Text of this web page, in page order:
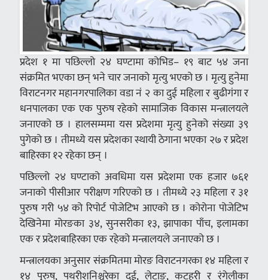
प्रदेश १ मा पछिल्लो २४ घण्टामा कोभिड– १९ बाट ५४ जना
संक्रमित भएका छन् भने चार जनाको मृत्यु भएको छ । मृत्यु हुनेमा
विराटनगर महानगरपालिका वडा नं २ का दुई महिला र बुढीगंगा र
धनपालका एक एक पुरुष रहेको सामाजिक विकास मन्त्रालयले
जनाएको छ । हालसम्ममा यस प्रदेशमा मृत्यु हुनेको संख्या ३९
पुगेको छ । तीमध्ये यस प्रदेशका स्थायी ठेगाना भएका २७ र प्रदेश
बाहिरका १२ रहेका छन् ।
पछिल्लो २४ घण्टाको अवधिमा यस प्रदेशमा एक हजार ७६१
जनाको पीसीआर परीक्षण गरिएको छ । तीमध्ये २३ महिला र ३१
पुरुष गरी ५४ को रिपोर्ट पोजेटिभ आएको छ । कोरोना पोजेटिभ
देखिनेमा मोरङका ३४, सुनसरीका १३, झापाका पाँच, इलामका
एक र प्रदेशबाहिरका एक रहेको मन्त्रालयले जनाएको छ ।
मन्त्रालयका अनुसार संक्रमितमा मोरङ विराटनगरका १४ महिला र
१४ पुरुष, पथरीशनिश्चरेका दुई, लेटाङ, कटहरी र रंगेलीका